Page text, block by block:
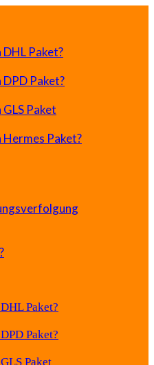
Paket?
Paket?
Paket
Paket?
Paket?
Paket?
Paket